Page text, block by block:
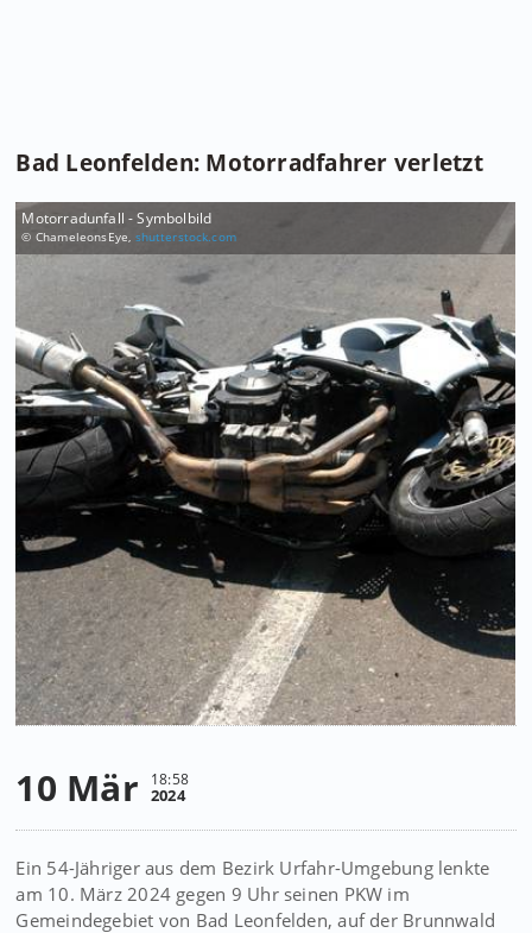
Bad Leonfelden: Motorradfahrer verletzt
Motorradunfall - Symbolbild
© ChameleonsEye, shutterstock.com
10 Mär 18:58
2024
Ein 54-Jähriger aus dem Bezirk Urfahr-Umgebung lenkte
am 10. März 2024 gegen 9 Uhr seinen PKW im
Gemeindegebiet von Bad Leonfelden, auf der Brunnwald